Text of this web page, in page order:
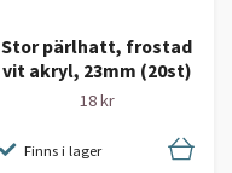
Stor pärlhatt, frostad
vit akryl, 23mm (20st)
18 kr
Finns i lager